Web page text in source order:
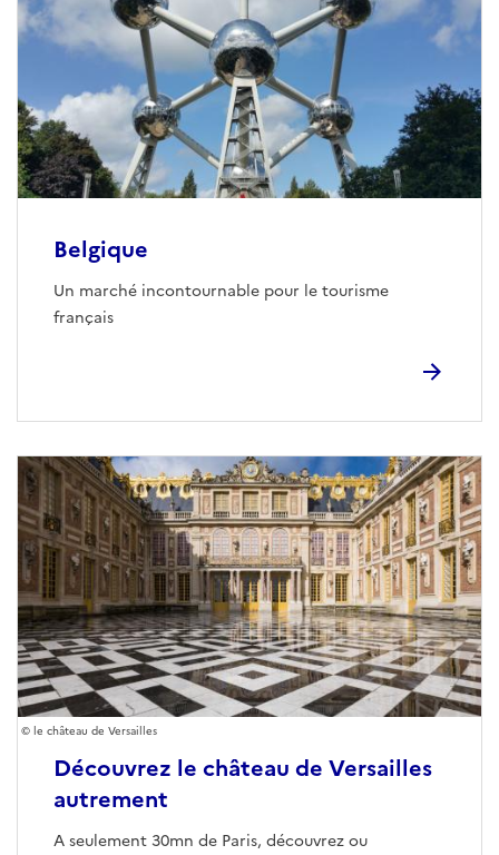
Belgique
Un marché incontournable pour le tourisme
français
Découvrez le château de Versailles
autrement
A seulement 30mn de Paris, découvrez ou
le château de Versailles